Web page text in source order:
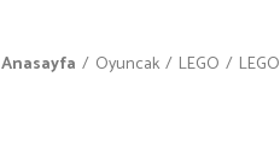
Anasayfa Oyuncak LEGO